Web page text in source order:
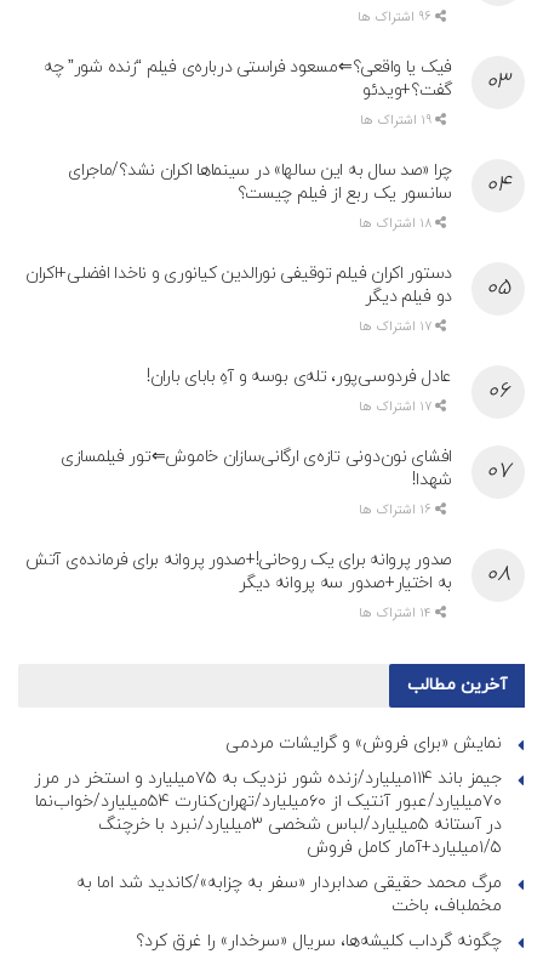
فیک یا واقعی؟⇐مسعود فراستی درباره‌ی فیلم “زنده شور” چه
گفت؟+ویدئو
چرا «صد سال به این سالها» در سینماها اکران نشد؟/ماجرای
سانسور یک ربع از فیلم چیست؟
دستور اکران فیلم توقیفی نورالدین کیانوری و ناخدا افضلی+اکران
دو فیلم دیگر
عادل فردوسی‌پور، تله‌ی بوسه و آهِ بابای باران!
افشای نون‌دونی تازه‌ی ارگانی‌سازان خاموش⇐تور فیلمسازی
شهدا!
صدور پروانه برای یک روحانی!+صدور پروانه برای فرمانده‌ی آتش
به اختیار+صدور سه پروانه دیگر
آخرین مطالب
نمایش «برای فروش» و گرایشات مردمی
جیمز باند ۱۱۴میلیارد/زنده شور نزدیک به ۷۵میلیارد و استخر در مرز
۷۰میلیارد/عبور آنتیک از ۶۰میلیارد/تهران‌کنارت ۵۴میلیارد/خواب‌نما
در آستانه ۵میلیارد/لباس شخصی ۳میلیارد/نبرد با خرچنگ
۱/۵میلیارد+آمار کامل فروش
مرگ محمد حقیقی صدابردار «سفر به چزابه»/کاندید شد اما به
مخملباف، باخت
چگونه گرداب کلیشه‌ها، سریال «سرخدار» را غرق کرد؟